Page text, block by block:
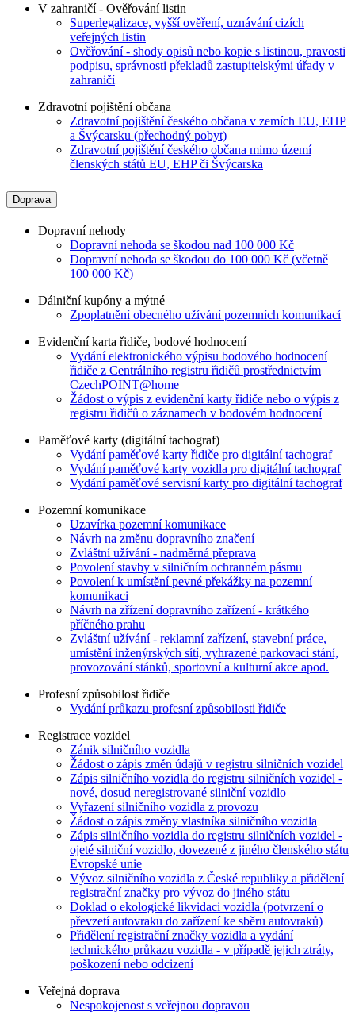
V zahraničí - Ověřování listin
Superlegalizace, vyšší ověření, uznávání cizích
veřejných listin
Ověřování - shody opisů nebo kopie s listinou, pravosti
podpisu, správnosti překladů zastupitelskými úřady v
zahraničí
Zdravotní pojištění občana
Zdravotní pojištění českého občana v zemích EU, EHP
a Švýcarsku (přechodný pobyt)
Zdravotní pojištění českého občana mimo území
členských států EU, EHP či Švýcarska
Doprava
Dopravní nehody
Dopravní nehoda se škodou nad 100 000 Kč
Dopravní nehoda se škodou do 100 000 Kč (včetně
100 000 Kč)
Dálniční kupóny a mýtné
Zpoplatnění obecného užívání pozemních komunikací
Evidenční karta řidiče, bodové hodnocení
Vydání elektronického výpisu bodového hodnocení
řidiče z Centrálního registru řidičů prostřednictvím
CzechPOINT@home
Žádost o výpis z evidenční karty řidiče nebo o výpis z
registru řidičů o záznamech v bodovém hodnocení
Paměťové karty (digitální tachograf)
Vydání paměťové karty řidiče pro digitální tachograf
Vydání paměťové karty vozidla pro digitální tachograf
Vydání paměťové servisní karty pro digitální tachograf
Pozemní komunikace
Uzavírka pozemní komunikace
Návrh na změnu dopravního značení
Zvláštní užívání - nadměrná přeprava
Povolení stavby v silničním ochranném pásmu
Povolení k umístění pevné překážky na pozemní
komunikaci
Návrh na zřízení dopravního zařízení - krátkého
příčného prahu
Zvláštní užívání - reklamní zařízení, stavební práce,
umístění inženýrských sítí, vyhrazené parkovací stání,
provozování stánků, sportovní a kulturní akce apod.
Profesní způsobilost řidiče
Vydání průkazu profesní způsobilosti řidiče
Registrace vozidel
Zánik silničního vozidla
Žádost o zápis změn údajů v registru silničních vozidel
Zápis silničního vozidla do registru silničních vozidel -
nové, dosud neregistrované silniční vozidlo
Vyřazení silničního vozidla z provozu
Žádost o zápis změny vlastníka silničního vozidla
Zápis silničního vozidla do registru silničních vozidel -
ojeté silniční vozidlo, dovezené z jiného členského státu
Evropské unie
Vývoz silničního vozidla z České republiky a přidělení
registrační značky pro vývoz do jiného státu
Doklad o ekologické likvidaci vozidla (potvrzení o
převzetí autovraku do zařízení ke sběru autovraků)
Přidělení registrační značky vozidla a vydání
technického průkazu vozidla - v případě jejich ztráty,
poškození nebo odcizení
Veřejná doprava
Nespokojenost s veřejnou dopravou